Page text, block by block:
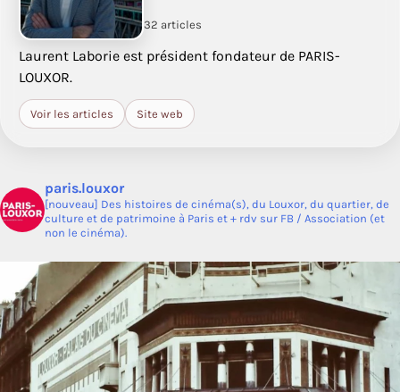
32 articles
Laurent Laborie est président fondateur de PARIS-
LOUXOR.
Voir les articles Site web
paris.louxor
[nouveau] Des histoires de cinéma(s), du Louxor, du quartier, de
culture et de patrimoine à Paris et + rdv sur FB / Association (et
non le cinéma).